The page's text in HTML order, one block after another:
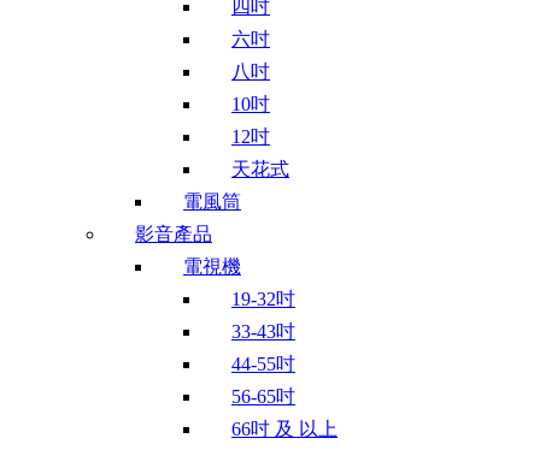
四吋
六吋
八吋
10吋
12吋
天花式
電風筒
影音產品
電視機
19-32吋
33-43吋
44-55吋
56-65吋
66吋 及 以上